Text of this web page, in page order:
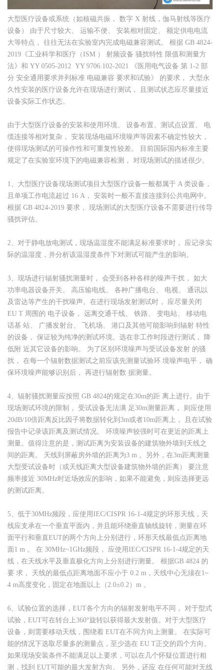
大型医疗设备或系统（如核磁共振， 数字 X 射线，伽马射线等医疗
设备） 由于尺寸较大、 运输不便、 安装相对固定、 额定供电电流
大等特点， 往往无法在实验室内完成电磁兼容测试。 根据 GB 4824-
2019《工业科学和医疗（ISM ） 射频设备 骚扰特性 限值和测量方
法》和 YY 0505-2012 YY 9706.102-2021 《医用电气设备 第 1-2 部
分 安全通用要求并列标准 电磁兼容 要求和试验》 的要求， 大型永
久性安装的医疗设备允许在现场进行测试， 且测试状态应尽量接近
设备实际工作状态。
由于大型医疗设备的安装和使用环境、 设备布置、测试点设置、 电
缆连接等相对复杂， 安装现场电磁环境噪声等因素不确定性较大，
使得现场测试的可操作性和可重复性较差。 目前国际国内标准主要
规定了在实验室环境下的电磁兼容检测， 对现场测试的描述很少。
1、大型医疗设备现场测试项目大型医疗设备一般都属于 A 类设备，
且单项工作电流超过 16 A， 安装时一般不直接连接到公共电网中。
根据 GB 4824-2019 要求， 现场测试的大型医疗设备不需要进行传导
骚扰评估。
2、对于静电放电测试，现场温湿度不能满足标准要求时， 应记录实
际的温湿度，并分析该温湿度条件下对测试可能产生的影响。
3、现场进行辐射骚扰测量时， 会受到各种各样的噪声干扰， 如大
功率电器设备开关、 高压输电线、 各种广播电台、 电视、 通讯以
及雷达等产生的干扰噪声。在进行现场发射测试时， 应尽量关闭
EU T 周围的 电子设备， 远离交通干线、 铁路、 变电站、 移动电
话基 站、 广播发射台、 飞机场、 港口及其他可能影响到辐射 特性
的设备， 保证较为纯净的测试环境。选在非工作时段进行测试， 降
低附 近其它设备的影响。 为了区别环境噪声与受试设备发射 的骚
扰， 在每一个辐射数据测试之前应该先测量试验环 境噪声电平， 确
保环境噪声能够识别后， 再进行辐射数 据测量。
4、辐射骚扰测量应按照 GB 4824的规定在30m的距 离上进行。由于
现场测试环境的限制， 受试设备无法满 足30m测量距离， 则应使用
20dB/10倍距离反比因子将数据转化到3m或者10m距离上， 且在试验
报告中记录该距离及测试情况。 环境噪声较强时可在更近的距离上
测量。值得注意的是，测试距离为安装设备的建筑物外墙到天线之
间的距离。 天线到屏蔽房外墙的距离为3 m 。另外，在3m距离测量
大型受试设备时（或天线距离大型设备建筑物外墙的距离） 要注意
频率接近 30MHz时近场效应的影响，如果不能避免，则应选择更远
的测试距离。
5、低于30MHz频段，应使用IEC/CISPR 16-1-4规定的环形天线，天
线应支承在一个垂直平面内，并且能环绕垂直轴线旋转，测量在环
面平行和垂直EUT的两个方向上分别进行，环形天线最低点距离地
面1 m 。 在 30MHz~1GHz频段， 应使用IEC/CISPR 16-1-4规定的天
线，在天线水平及垂直极化方向上分别进行测量。 根据GB 4824 的
要 求， 天线的最低点距离地面不应小于 0.2 m，天线中心无须在1~
4 m高度变化，固定在地面以上（2.0±0.2）m 。
6、试验位置的选择，EUT各个方向的辐射发射电平不同， 对于型式
试验，EUT可在转台上360°旋转以获得最大发射值。对于大型医疗
设备，则需要移动天线，围绕着 EUT在不同方向上测量。 在实际可
能的情况下选取尽量多的测量点，至少选在 EU T正交的四个方向。
如果现场安装条件不能满足以上要求，可以在几个怀疑位置进行粗
测，找到 EUT可能的最大发射方向。 另外，还应 在任何可能对无线